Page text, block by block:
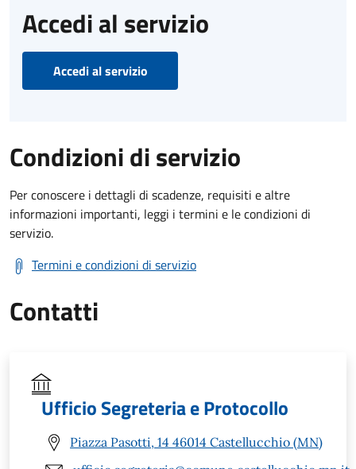
Accedi al servizio
Accedi al servizio
Condizioni di servizio
Per conoscere i dettagli di scadenze, requisiti e altre
informazioni importanti, leggi i termini e le condizioni di
servizio.
Termini e condizioni di servizio
Contatti
Ufficio Segreteria e Protocollo
Piazza Pasotti, 14 46014 Castellucchio (MN)